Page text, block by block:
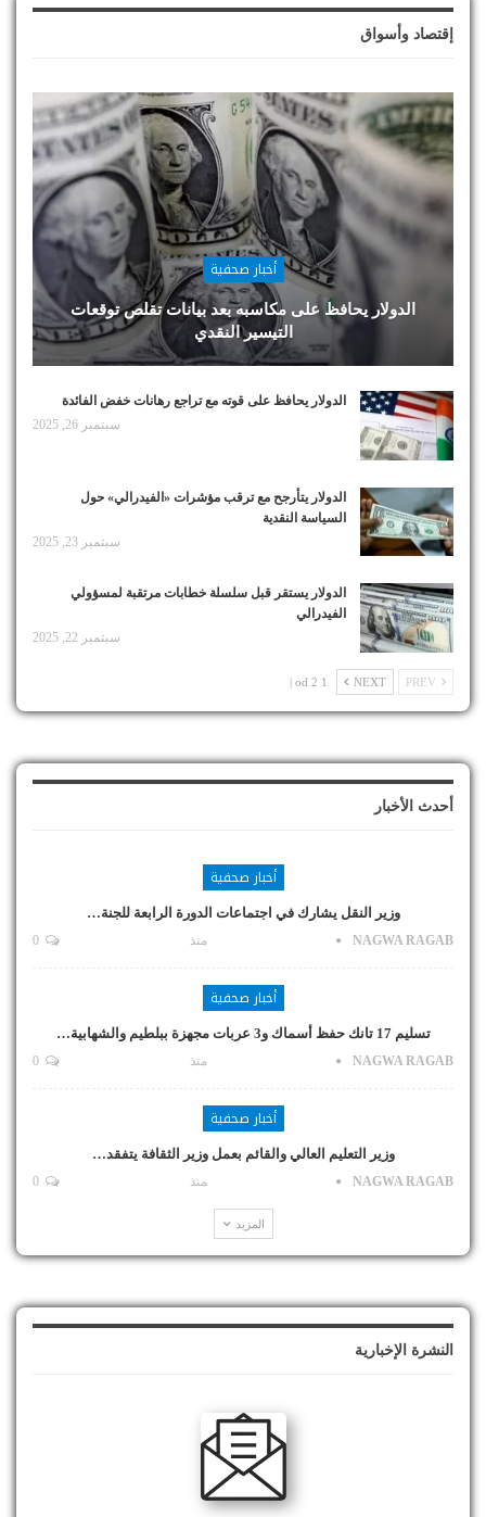
إقتصاد وأسواق
أخبار صحفية
الدولار يحافظ على مكاسبه بعد بيانات تقلص توقعات
التيسير النقدي
الدولار يحافظ على قوته مع تراجع رهانات خفض الفائدة
سبتمبر 26, 2025
الدولار يتأرجح مع ترقب مؤشرات «الفيدرالي» حول
السياسة النقدية
سبتمبر 23, 2025
الدولار يستقر قبل سلسلة خطابات مرتقبة لمسؤولي
الفيدرالي
سبتمبر 22, 2025
NEXT
1 od 2 |
أحدث الأخبار
أخبار صحفية
وزير النقل يشارك في اجتماعات الدورة الرابعة للجنة…
NAGWA RAGAB منذ
أخبار صحفية
تسليم 17 تانك حفظ أسماك و3 عربات مجهزة ببلطيم والشهابية…
NAGWA RAGAB منذ
أخبار صحفية
وزير التعليم العالي والقائم بعمل وزير الثقافة يتفقد…
NAGWA RAGAB منذ
المزيد
النشرة الإخبارية